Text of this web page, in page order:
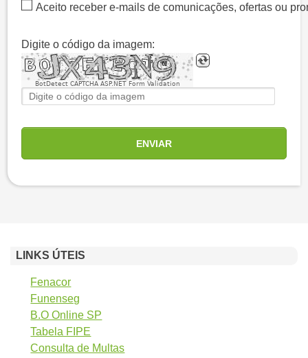
Aceito receber e-mails de comunicações, ofertas ou
Digite o código da imagem:
BotDetect CAPTCHA ASP.NET Form Validation
ENVIAR
LINKS ÚTEIS
Fenacor
Funenseg
B.O Online SP
Tabela FIPE
Consulta de Multas